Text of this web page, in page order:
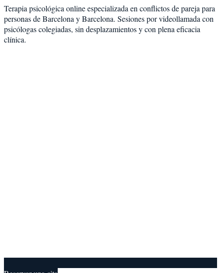
Terapia psicológica online especializada en conflictos de pareja para
personas deBarcelona yBarcelona. Sesiones por videollamada con
psicólogas colegiadas, sin desplazamientos y con plena eficacia
clínica.